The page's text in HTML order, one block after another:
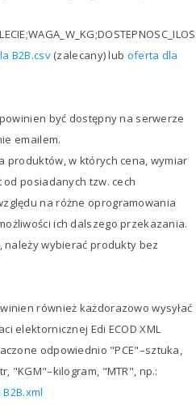
B2B.csv(zalecany) lub oferta dla
powinien być dostępny na serwerze
emailem.
produktów, w których cena, wymiar
posiadanych tzw. cech
na różne oprogramowania
ich dalszego przekazania.
należy wybierać produkty bez
również każdorazowo wysyłać
elektornicznej Edi ECOD XML
odpowiednio "PCE"–sztuka,
"KGM"–kilogram, "MTR", np.: